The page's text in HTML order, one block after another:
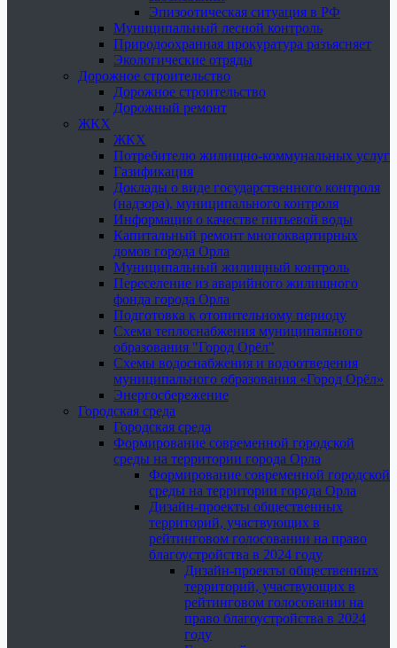
Эпизоотическая ситуация в РФ
Муниципальный лесной контроль
Природоохранная прокуратура разъясняет
Экологические отряды
Дорожное строительство
Дорожное строительство
Дорожный ремонт
ЖКХ
ЖКХ
Потребителю жилищно-коммунальных услуг
Газификация
Доклады о виде государственного контроля
(надзора), муниципального контроля
Информация о качестве питьевой воды
Капитальный ремонт многоквартирных
домов города Орла
Муниципальный жилищный контроль
Переселение из аварийного жилищного
фонда города Орла
Подготовка к отопительному периоду
Схема теплоснабжения муниципального
образования "Город Орёл"
Схемы водоснабжения и водоотведения
муниципального образования «Город Орёл»
Энергосбережение
Городская среда
Городская среда
Формирование современной городской
среды на территории города Орла
Формирование современной городской
среды на территории города Орла
Дизайн-проекты общественных
территорий, участвующих в
рейтинговом голосовании на право
благоустройства в 2024 году
Дизайн-проекты общественных
территорий, участвующих в
рейтинговом голосовании на
право благоустройства в 2024
году